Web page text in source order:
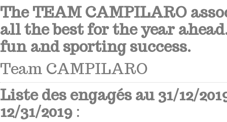
The TEAM CAMPILARO
all the best for the year
fun and sporting success.
Team CAMPILARO
Liste des engagés au 31/12/
12/31/2019 :